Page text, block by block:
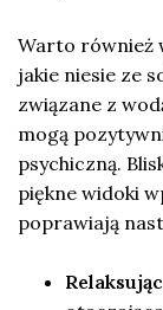
Warto również
jakie niesie ze
związane z
mogą
psychiczną.
piękne widoki
poprawiają